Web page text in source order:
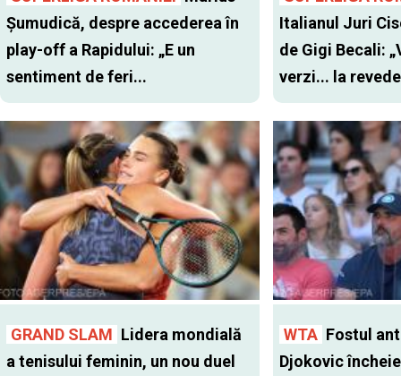
Șumudică, despre accederea în
play-off a Rapidului: „E un
sentiment de feri...
Italianul Juri
de Gigi Becali:
verzi... la
GRAND SLAM Lidera mondială
a tenisului feminin, un nou duel
WTA Fostul
Djokovic